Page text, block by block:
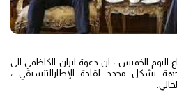
الخميس ، ان دعوة ايران الكاظمي الى
بشكل محدد لقادة الإطارالتنسيقي ،